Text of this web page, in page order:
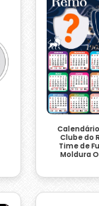
Clube do
Time de
Moldura